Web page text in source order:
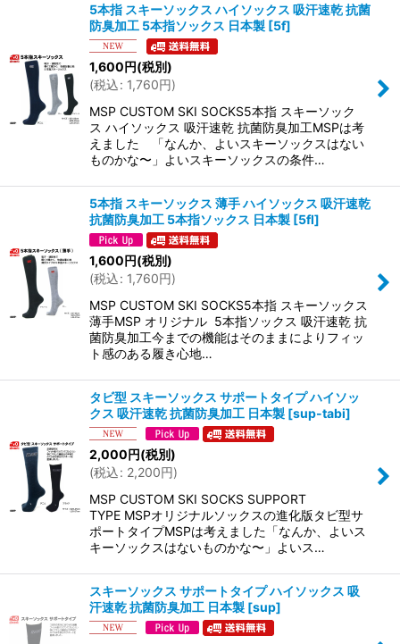
5本指 スキーソックス ハイソックス 吸汗速乾 抗菌
防臭加工 5本指ソックス 日本製 [5f]
1,600円(税別)
(税込: 1,760円)
MSP CUSTOM SKI SOCKS5本指 スキーソック
ス ハイソックス 吸汗速乾 抗菌防臭加工MSPは考
えました 「なんか、よいスキーソックスはない
ものかな〜」よいスキーソックスの条件…
5本指 スキーソックス 薄手 ハイソックス 吸汗速乾
抗菌防臭加工 5本指ソックス 日本製 [5fl]
1,600円(税別)
(税込: 1,760円)
MSP CUSTOM SKI SOCKS5本指 スキーソックス
薄手MSP オリジナル 5本指ソックス 吸汗速乾 抗
菌防臭加工今までの機能はそのままによりフィッ
ト感のある履き心地…
タビ型 スキーソックス サポートタイプ ハイソッ
クス 吸汗速乾 抗菌防臭加工 日本製 [sup-tabi]
2,000円(税別)
(税込: 2,200円)
MSP CUSTOM SKI SOCKS SUPPORT
TYPE MSPオリジナルソックスの進化版タビ型サ
ポートタイプMSPは考えました「なんか、よいス
キーソックスはないものかな〜」よいス…
スキーソックス サポートタイプ ハイソックス 吸
汗速乾 抗菌防臭加工 日本製 [sup]